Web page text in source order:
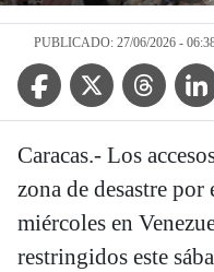
PUBLICADO: 27/06/2026 -
Facebook IconTwitter IconThreads Icon
Caracas.- Los
zona de desastre
miércoles en
restringidos este